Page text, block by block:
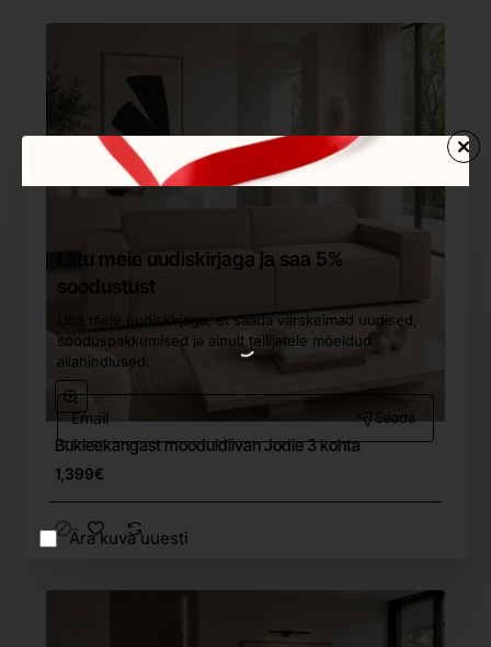
Liitu meie uudiskirjaga ja saa 5%
soodustust
Liitu meie uudiskirjaga, et saada värskeimad uudised,
sooduspakkumised ja ainult tellijatele mõeldud
allahindlused.
Email
Saada
Ära kuva uuesti
Tasuta tarne
Bukleekangast mooduldiivan Jodie 3 kohta
1,399€